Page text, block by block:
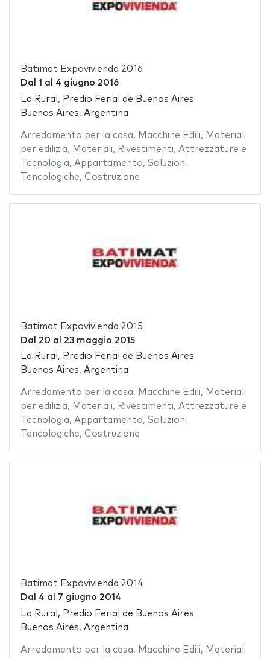
Batimat Expovivienda 2016
Dal 1 al 4 giugno 2016
La Rural, Predio Ferial de Buenos Aires
Buenos Aires, Argentina
Arredamento per la casa, Macchine Edili, Materiali
per edilizia, Materiali, Rivestimenti, Attrezzature e
Tecnologia, Appartamento, Soluzioni
Tencologiche, Costruzione
Batimat Expovivienda 2015
Dal 20 al 23 maggio 2015
La Rural, Predio Ferial de Buenos Aires
Buenos Aires, Argentina
Arredamento per la casa, Macchine Edili, Materiali
per edilizia, Materiali, Rivestimenti, Attrezzature e
Tecnologia, Appartamento, Soluzioni
Tencologiche, Costruzione
Batimat Expovivienda 2014
Dal 4 al 7 giugno 2014
La Rural, Predio Ferial de Buenos Aires
Buenos Aires, Argentina
Arredamento per la casa, Macchine Edili, Materiali